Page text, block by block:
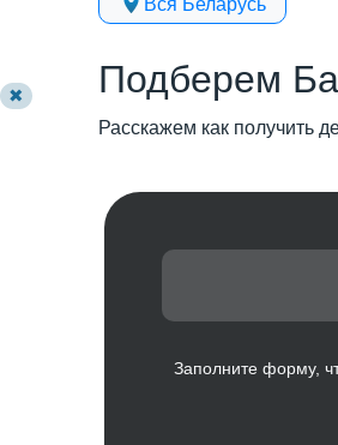
✖ Подберем
Расскажем как получить
Заполните форму,